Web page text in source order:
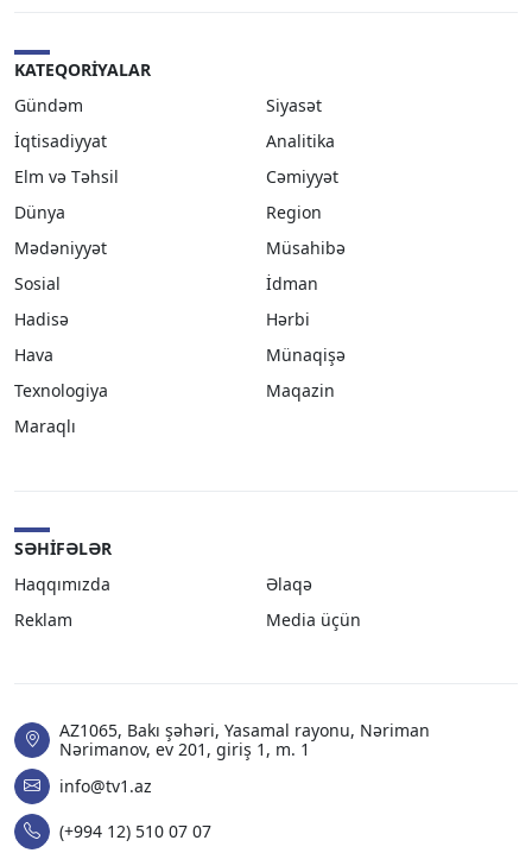
KATEQORIYALAR
Gündəm
Siyasət
İqtisadiyyat
Analitika
Elm və Təhsil
Cəmiyyət
Dünya
Region
Mədəniyyət
Müsahibə
Sosial
İdman
Hadisə
Hərbi
Hava
Münaqişə
Texnologiya
Maqazin
Maraqlı
SƏHIFƏLƏR
Haqqımızda
Əlaqə
Reklam
Media üçün
AZ1065, Bakı şəhəri, Yasamal rayonu, Nəriman
Nərimanov, ev 201, giriş 1, m. 1
info@tv1.az
(+994 12) 510 07 07